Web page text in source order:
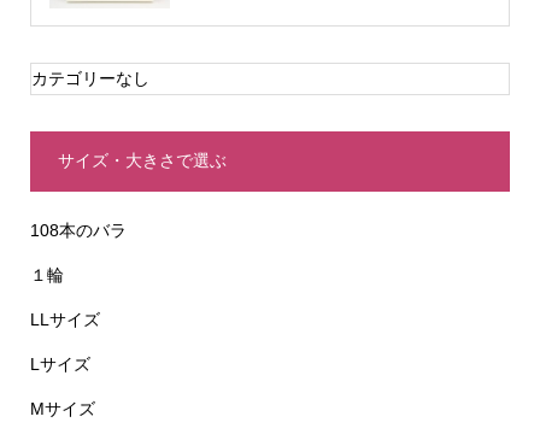
カテゴリーなし
サイズ・大きさで選ぶ
108本のバラ
１輪
LLサイズ
Lサイズ
Mサイズ